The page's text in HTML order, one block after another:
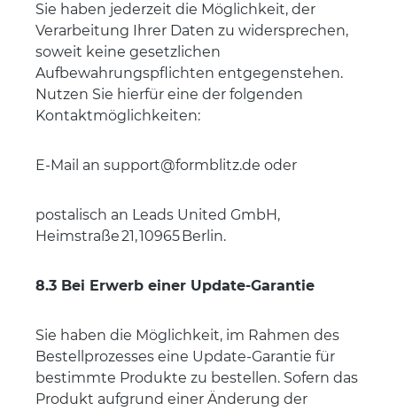
Sie haben jederzeit die Möglichkeit, der
Verarbeitung Ihrer Daten zu widersprechen,
soweit keine gesetzlichen
Aufbewahrungspflichten entgegenstehen.
Nutzen Sie hierfür eine der folgenden
Kontaktmöglichkeiten:
E-Mail an support@formblitz.de oder
postalisch an Leads United GmbH,
Heimstraße 21, 10965 Berlin.
8.3 Bei Erwerb einer Update-Garantie
Sie haben die Möglichkeit, im Rahmen des
Bestellprozesses eine Update-Garantie für
bestimmte Produkte zu bestellen. Sofern das
Produkt aufgrund einer Änderung der